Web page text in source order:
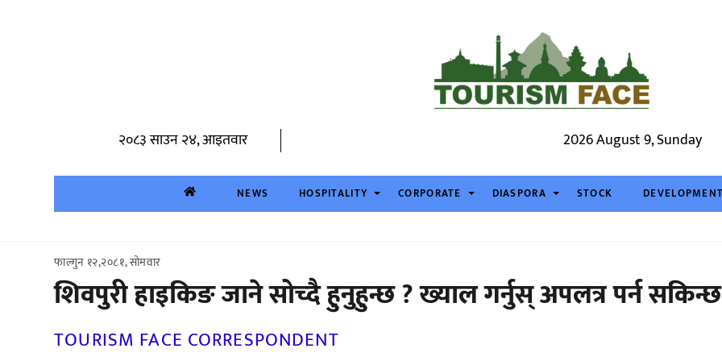
२०८३ साउन २४, आइतवार 2026 August 9, Sunday
NEWS HOSPITALITY CORPORATE DIASPORA STOCK DEVELOPMENT
फाल्गुन १२,२०८१, सोमवार
शिवपुरी हाइकिङ जाने सोच्दै हुनुहुन्छ ? ख्याल गर्नुस् अपलत्र पर्न सकिन्छ
TOURISM FACE CORRESPONDENT